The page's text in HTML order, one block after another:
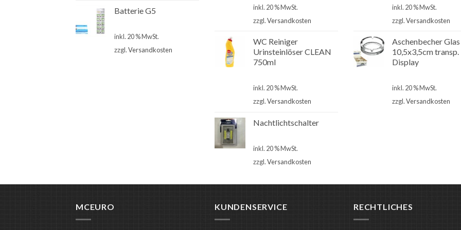
Batterie G5
inkl. 20 % MwSt.
zzgl.Versandkosten
inkl. 20 % MwSt.
zzgl.Versandkosten
WC Reiniger
Urinsteinlöser CLEAN
750ml
inkl. 20 % MwSt.
zzgl.Versandkosten
Nachtlichtschalter
inkl. 20 % MwSt.
zzgl.Versandkosten
inkl. 20 % MwSt.
zzgl.Versandkosten
Aschenbecher Glas
10,5x3,5cm transp.
Display
inkl. 20 % MwSt.
zzgl.Versandkosten
MCEURO KUNDENSERVICE RECHTLICHES